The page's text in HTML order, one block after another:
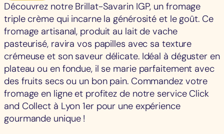
Découvrez notre Brillat-Savarin IGP, un fromage
triple crème qui incarne la générosité et le goût. Ce
fromage artisanal, produit au lait de vache
pasteurisé, ravira vos papilles avec sa texture
crémeuse et son saveur délicate. Idéal à déguster en
plateau ou en fondue, il se marie parfaitement avec
des fruits secs ou un bon pain. Commandez votre
fromage en ligne et profitez de notre service Click
and Collect à Lyon 1er pour une expérience
gourmande unique !